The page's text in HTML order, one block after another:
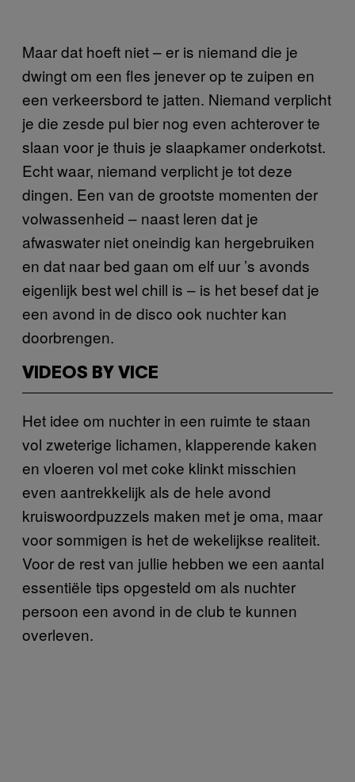
Maar dat hoeft niet – er is niemand die je
dwingt om een fles jenever op te zuipen en
een verkeersbord te jatten. Niemand verplicht
je die zesde pul bier nog even achterover te
slaan voor je thuis je slaapkamer onderkotst.
Echt waar, niemand verplicht je tot deze
dingen. Een van de grootste momenten der
volwassenheid – naast leren dat je
afwaswater niet oneindig kan hergebruiken
en dat naar bed gaan om elf uur ’s avonds
eigenlijk best wel chill is – is het besef dat je
een avond in de disco ook nuchter kan
doorbrengen.
VIDEOS BY VICE
Het idee om nuchter in een ruimte te staan
vol zweterige lichamen, klapperende kaken
en vloeren vol met coke klinkt misschien
even aantrekkelijk als de hele avond
kruiswoordpuzzels maken met je oma, maar
voor sommigen is het de wekelijkse realiteit.
Voor de rest van jullie hebben we een aantal
essentiële tips opgesteld om als nuchter
persoon een avond in de club te kunnen
overleven.